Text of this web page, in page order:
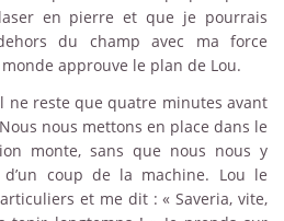
en pierre et que je pourrais
du champ avec ma force
approuve le plan de Lou.
ne reste que quatre minutes avant
nous mettons en place dans le
monte, sans que nous nous y
coup de la machine. Lou le
et me dit : « Saveria, vite,